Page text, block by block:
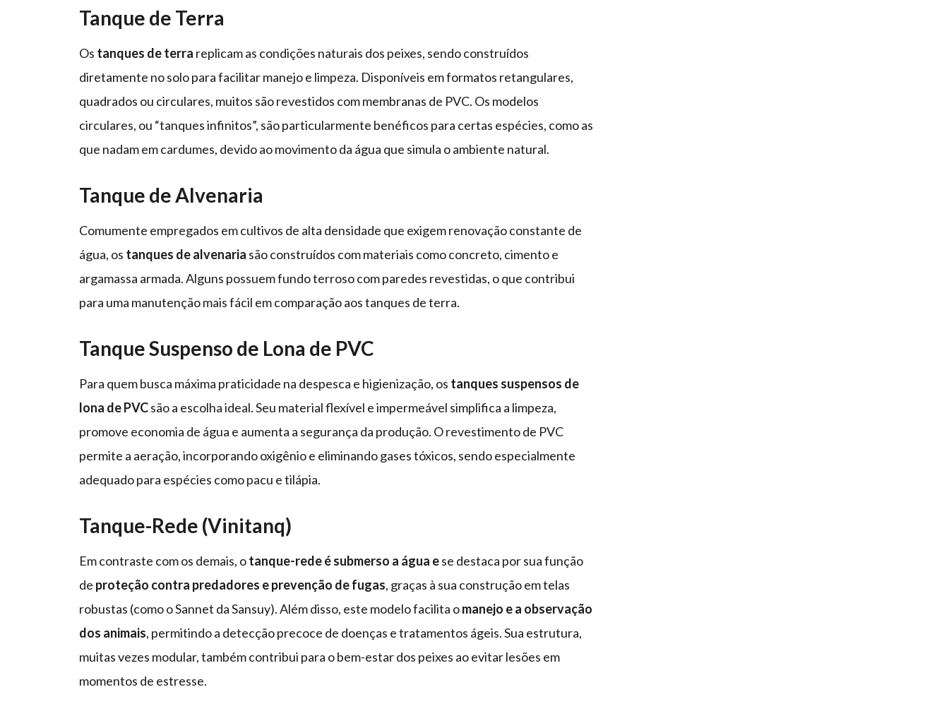
Tanque de Terra
Os tanques de terra replicam as condições naturais dos peixes, sendo construídos
diretamente no solo para facilitar manejo e limpeza. Disponíveis em formatos retangulares,
quadrados ou circulares, muitos são revestidos com membranas de PVC. Os modelos
circulares, ou “tanques infinitos”, são particularmente benéficos para certas espécies, como as
que nadam em cardumes, devido ao movimento da água que simula o ambiente natural.
Tanque de Alvenaria
Comumente empregados em cultivos de alta densidade que exigem renovação constante de
água, os tanques de alvenaria são construídos com materiais como concreto, cimento e
argamassa armada. Alguns possuem fundo terroso com paredes revestidas, o que contribui
para uma manutenção mais fácil em comparação aos tanques de terra.
Tanque Suspenso de Lona de PVC
Para quem busca máxima praticidade na despesca e higienização, os tanques suspensos de
lona de PVCsão a escolha ideal. Seu material flexível e impermeável simplifica a limpeza,
promove economia de água e aumenta a segurança da produção. O revestimento de PVC
permite a aeração, incorporando oxigênio e eliminando gases tóxicos, sendo especialmente
adequado para espécies como pacu e tilápia.
Tanque-Rede (Vinitanq)
Em contraste com os demais, otanque-rede é submerso a água ese destaca por sua função
de proteção contra predadores e prevenção de fugas, graças à sua construção em telas
robustas (como o Sannet da Sansuy). Além disso, este modelo facilita omanejo e a observação
dos animais, permitindo a detecção precoce de doenças e tratamentos ágeis. Sua estrutura,
muitas vezes modular, também contribui para o bem-estar dos peixes ao evitar lesões em
momentos de estresse.